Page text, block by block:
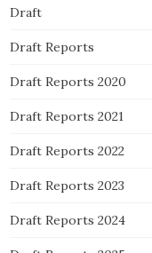
Draft
Draft Reports
Draft Reports 2020
Draft Reports 2021
Draft Reports 2022
Draft Reports 2023
Draft Reports 2024